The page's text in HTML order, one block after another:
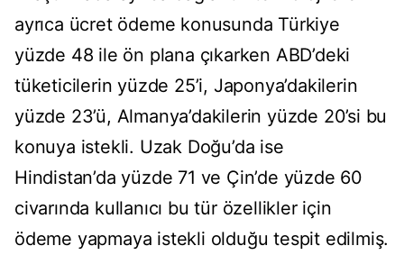
ayrıca ücret ödeme konusunda Türkiye
yüzde 48 ile ön plana çıkarken ABD’deki
tüketicilerin yüzde 25’i, Japonya’dakilerin
yüzde 23’ü, Almanya’dakilerin yüzde 20’si bu
konuya istekli. Uzak Doğu’da ise
Hindistan’da yüzde 71 ve Çin’de yüzde 60
civarında kullanıcı bu tür özellikler için
ödeme yapmaya istekli olduğu tespit edilmiş.